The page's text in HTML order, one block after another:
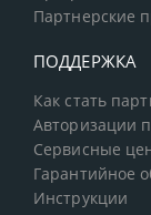
Партнерские
ПОДДЕРЖКА
Как стать
Авторизации
Сервисные
Гарантийное
Инструкции